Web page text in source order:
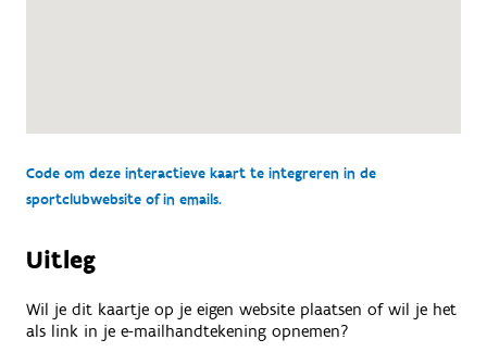
Code om deze interactieve kaart te integreren in de
sportclubwebsite of in emails.
Uitleg
Wil je dit kaartje op je eigen website plaatsen of wil je het
als link in je e-mailhandtekening opnemen?